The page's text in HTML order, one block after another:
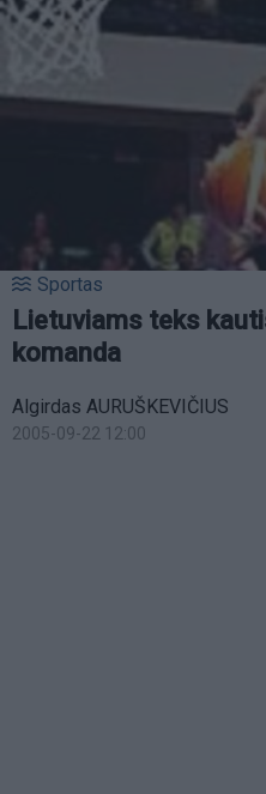
Sportas
Lietuviams teks
komanda
Algirdas AURUŠKEVIČIUS
2005-09-22 12:00